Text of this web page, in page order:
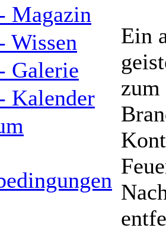
Magazin
Wissen
Galerie
Kalender
Ein
zum